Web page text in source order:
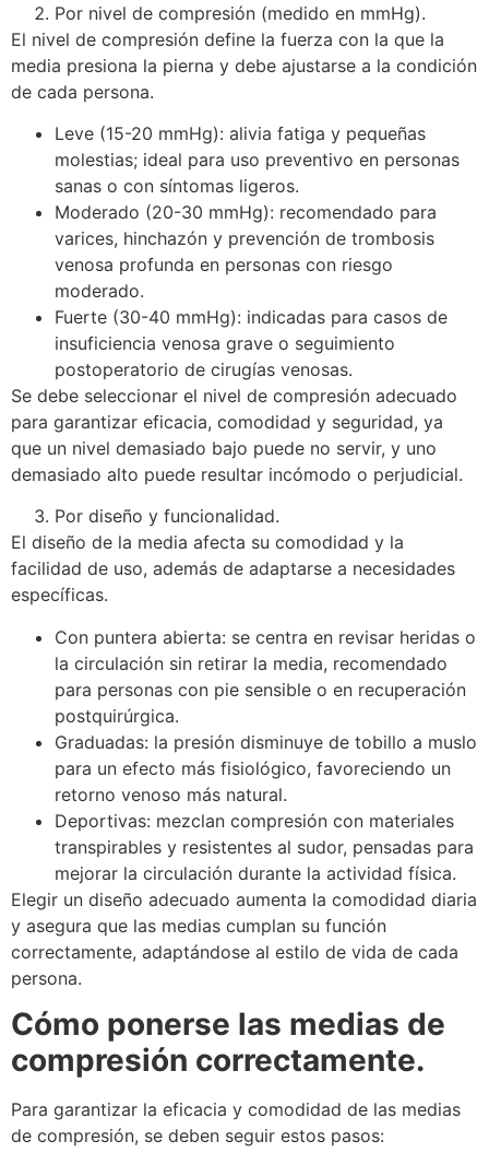
Por nivel de compresión (medido en mmHg).
El nivel de compresión define la fuerza con la que la
media presiona la pierna y debe ajustarse a la condición
de cada persona.
Leve (15-20 mmHg): alivia fatiga y pequeñas
molestias; ideal para uso preventivo en personas
sanas o con síntomas ligeros.
Moderado (20-30 mmHg): recomendado para
varices, hinchazón y prevención de trombosis
venosa profunda en personas con riesgo
moderado.
Fuerte (30-40 mmHg): indicadas para casos de
insuficiencia venosa grave o seguimiento
postoperatorio de cirugías venosas.
Se debe seleccionar el nivel de compresión adecuado
para garantizar eficacia, comodidad y seguridad, ya
que un nivel demasiado bajo puede no servir, y uno
demasiado alto puede resultar incómodo o perjudicial.
Por diseño y funcionalidad.
El diseño de la media afecta su comodidad y la
facilidad de uso, además de adaptarse a necesidades
específicas.
Con puntera abierta: se centra en revisar heridas o
la circulación sin retirar la media, recomendado
para personas con pie sensible o en recuperación
postquirúrgica.
Graduadas: la presión disminuye de tobillo a muslo
para un efecto más fisiológico, favoreciendo un
retorno venoso más natural.
Deportivas: mezclan compresión con materiales
transpirables y resistentes al sudor, pensadas para
mejorar la circulación durante la actividad física.
Elegir un diseño adecuado aumenta la comodidad diaria
y asegura que las medias cumplan su función
correctamente, adaptándose al estilo de vida de cada
persona.
Cómo ponerse las medias de
compresión correctamente.
Para garantizar la eficacia y comodidad de las medias
de compresión, se deben seguir estos pasos: